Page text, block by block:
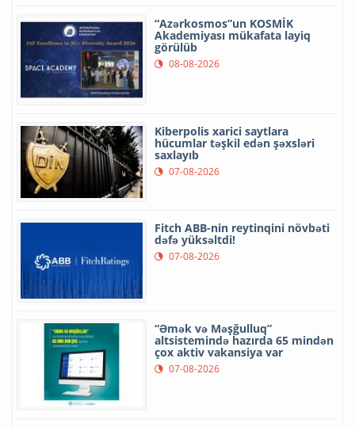
“Azərkosmos”un KOSMİK
Akademiyası mükafata layiq
görülüb
08-08-2026
Kiberpolis xarici saytlara
hücumlar təşkil edən şəxsləri
saxlayıb
07-08-2026
Fitch ABB-nin reytinqini növbəti
dəfə yüksəltdi!
07-08-2026
“Əmək və Məşğulluq”
altsistemində hazırda 65 mindən
çox aktiv vakansiya var
07-08-2026